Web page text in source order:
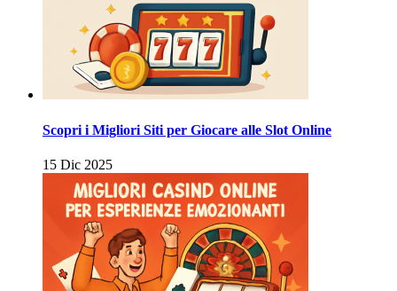
Scopri i Migliori Siti per Giocare alle Slot Online
15 Dic 2025